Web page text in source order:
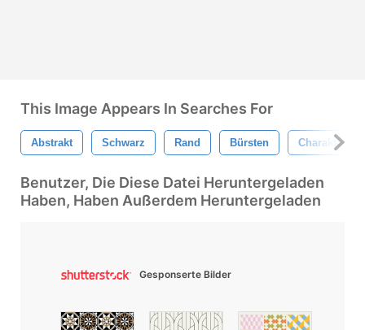
This Image Appears In Searches For
Abstrakt Schwarz Rand Bürsten Charakter
Benutzer, Die Diese Datei Heruntergeladen
Haben, Haben Außerdem Heruntergeladen
Gesponserte Bilder